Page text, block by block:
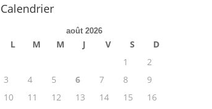
Calendrier
août 2026
L M M J V S
D
1
2
3
4 5 6 7 8
9
10
11 12 13 14 15
16